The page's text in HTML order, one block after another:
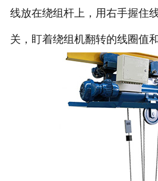
线放在绕组杆上，用右手握住
关，盯着绕组机翻转的线圈值和